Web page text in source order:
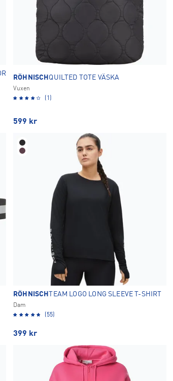
RÖHNISCH QUILTED TOTE VÄSKA
Vuxen
(1)
599 kr
RÖHNISCH TEAM LOGO LONG SLEEVE T-SHIRT
Dam
(55)
399 kr